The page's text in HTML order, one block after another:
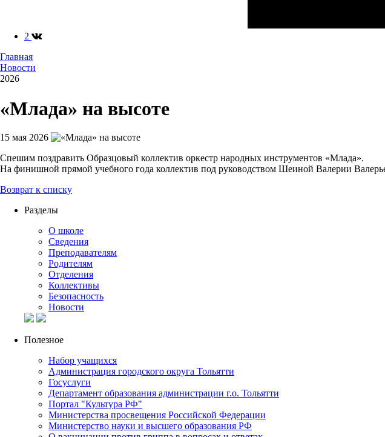
2
Главная
Новости
2026
«Млада» на высоте
15 мая 2026
Спешим поздравить Образцовый коллектив оркестр народных инструментов «Млада».
На финишной прямой учебного года коллектив под руководством Шеиной Валерии
Возврат к списку
Разделы
О школе
Сведения
Преподавателям
Родителям
Отделения
Коллективы
Безопасность
Новости
Полезное
Набор учащихся
Администрация городского округа Тольятти
Госуслуги
Департамент образования администрации г.о. Тольятти
Портал "Культура РФ"
Министерства просвещения Российской Федерации
Министерство науки и высшего образования РФ